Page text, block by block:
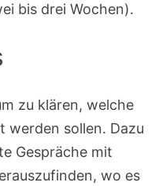
bis drei Wochen).
zu klären, welche
werden sollen. Dazu
Gespräche mit
wo es